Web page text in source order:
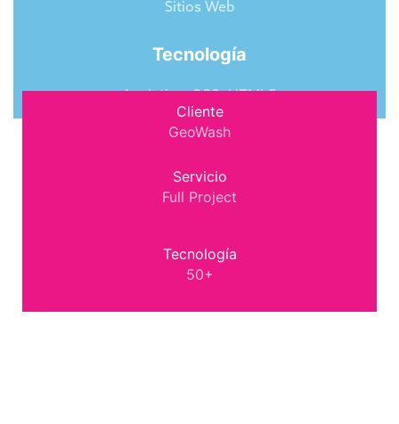
Sitios Web
Tecnología
Analytics,CSS,HTML5
Cliente
GeoWash
Servicio
Full Project
Tecnología
50+